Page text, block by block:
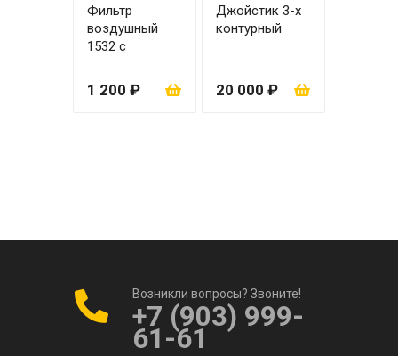
Фильтр
воздушный
1532 с
1 200 ₽
Джойстик 3-х
контурный
20 000 ₽
Возникли вопросы? Звоните!
+7 (903) 999-
61-61